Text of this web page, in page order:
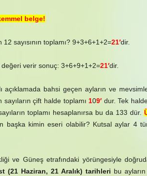
belge!
sayısının toplamı? 9+3+6+1+2=21′dir.
değeri verir sonuç: 3+6+9+1+2=21′dir.
açıklamada bahsi geçen ayların ve
çift halde toplamı 109′ dur. Tek
toplamı hesaplanırsa bu da 133 dür.
başka kimin eseri olabilir? Kutsal aylar 4
ve Güneş etrafındaki yörüngesiyle
(21 Haziran, 21 Aralık) tarihleri bu